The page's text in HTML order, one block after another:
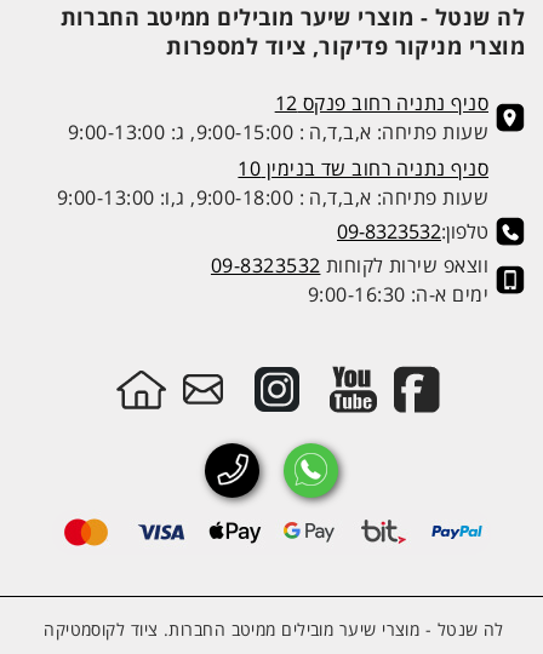
לה שנטל - מוצרי שיער מובילים ממיטב החברות
מוצרי מניקור פדיקור, ציוד למספרות
סניף נתניה רחוב פנקס 12
שעות פתיחה: א,ב,ד,ה : 9:00-15:00, ג: 9:00-13:00
סניף נתניה רחוב שד בנימין 10
שעות פתיחה: א,ב,ד,ה : 9:00-18:00, ג,ו: 9:00-13:00
טלפון:09-8323532
ווצאפ שירות לקוחות 09-8323532
ימים א-ה: 9:00-16:30
לה שנטל - מוצרי שיער מובילים ממיטב החברות. ציוד לקוסמטיקה